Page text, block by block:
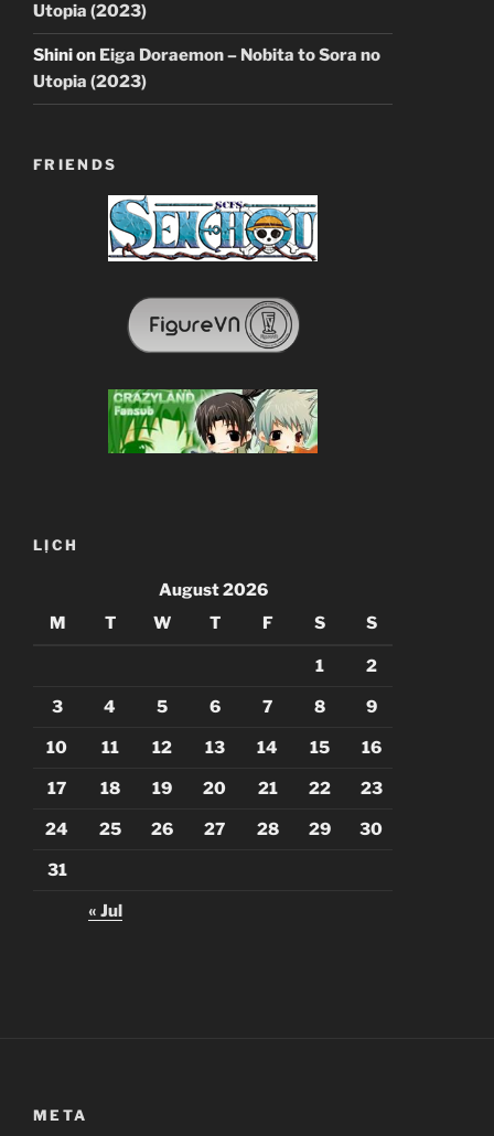
Utopia (2023)
Shinion Eiga Doraemon – Nobita to Sora no
Utopia (2023)
FRIENDS
LỊCH
August 2026
M
T W T F S S
1 2
3 4 5 6 7 8 9
10 11 12 13 14 15 16
17 18 19 20 21 22 23
24 25 26 27 28 29 30
31
« Jul
META